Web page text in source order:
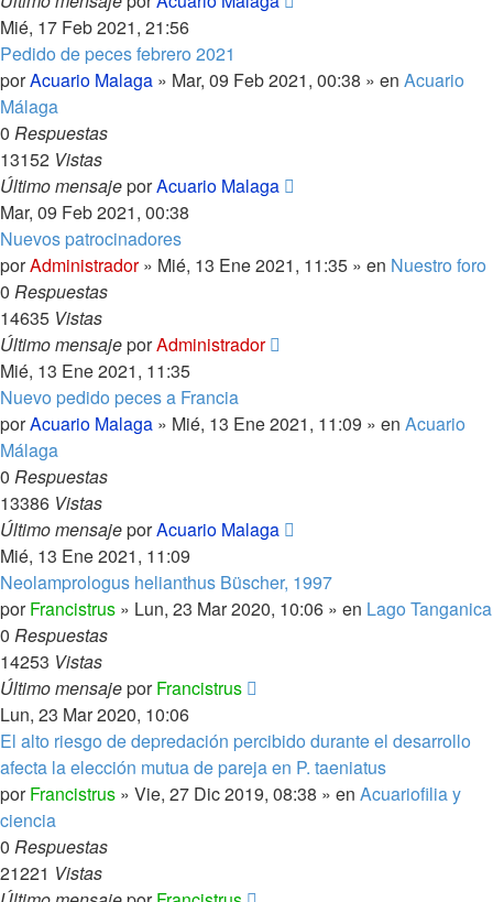
Mié, 17 Feb 2021, 21:56
Pedido de peces febrero 2021
porAcuario Malaga » Mar, 09 Feb 2021, 00:38 » en Acuario
Málaga
0 Respuestas
13152 Vistas
Último mensajeporAcuario Malaga
Mar, 09 Feb 2021, 00:38
Nuevos patrocinadores
porAdministrador» Mié, 13 Ene 2021, 11:35 » en Nuestro foro
0 Respuestas
14635 Vistas
Último mensajeporAdministrador
Mié, 13 Ene 2021, 11:35
Nuevo pedido peces a Francia
porAcuario Malaga » Mié, 13 Ene 2021, 11:09 » en Acuario
Málaga
0 Respuestas
13386 Vistas
Último mensajeporAcuario Malaga
Mié, 13 Ene 2021, 11:09
Neolamprologus helianthus Büscher, 1997
porFrancistrus » Lun, 23 Mar 2020, 10:06 » en Lago Tanganica
0 Respuestas
14253 Vistas
Último mensajeporFrancistrus
Lun, 23 Mar 2020, 10:06
El alto riesgo de depredación percibido durante el desarrollo
afecta la elección mutua de pareja en P. taeniatus
porFrancistrus » Vie, 27 Dic 2019, 08:38 » en Acuariofilia y
ciencia
0 Respuestas
21221 Vistas